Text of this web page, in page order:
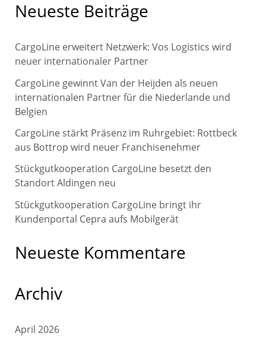
c
e
n
n
a
c
h
Neueste Beiträge
CargoLine erweitert Netzwerk: Vos Logistics wird
neuer internationaler Partner
CargoLine gewinnt Van der Heijden als neuen
internationalen Partner für die Niederlande und
Belgien
CargoLine stärkt Präsenz im Ruhrgebiet: Rottbeck
aus Bottrop wird neuer Franchisenehmer
Stückgutkooperation CargoLine besetzt den
Standort Aldingen neu
Stückgutkooperation CargoLine bringt ihr
Kundenportal Cepra aufs Mobilgerät
Neueste Kommentare
Archiv
April 2026